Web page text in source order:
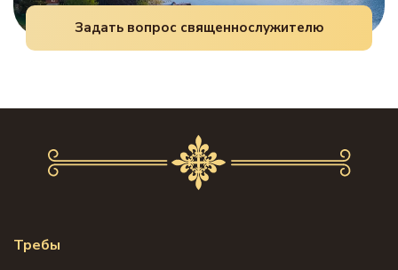
Задать вопрос священнослужителю
Требы